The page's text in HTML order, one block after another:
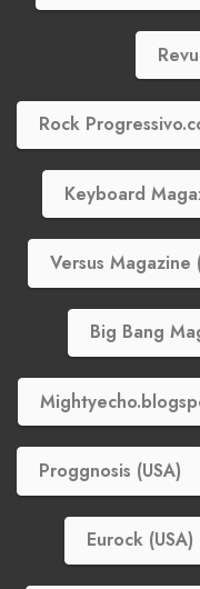
Rock
Keyboard
Versus Magazine
Big Bang
Proggnosis (USA)
Eurock (USA)